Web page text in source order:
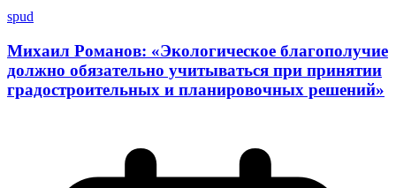
spud
Михаил Романов: «Экологическое благополучие
должно обязательно учитываться при принятии
градостроительных и планировочных решений»